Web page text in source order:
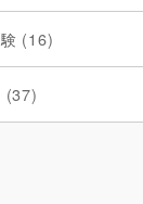
(16)
(37)